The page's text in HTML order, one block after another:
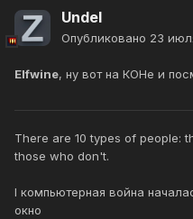
Undel
Опубликовано 23
Elfwine, ну вот на КОНе и
There are 10 types of people:
those who don't.
I компьютерная война
окно